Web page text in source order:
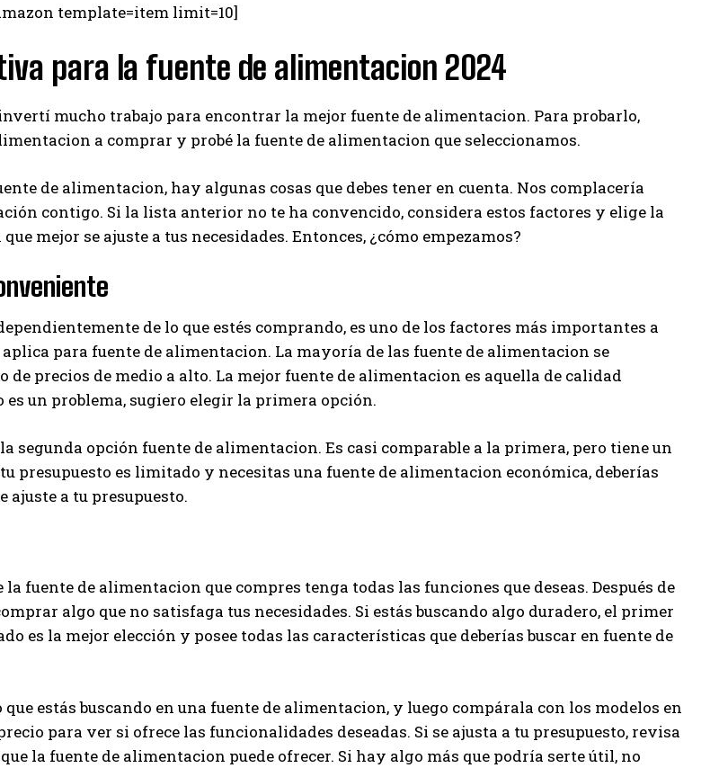
Ayhan
template=item limit=10]
para la fuente de alimentacion 2024
mucho trabajo para encontrar la mejor fuente de alimentacion. Para probarlo,
a comprar y probé la fuente de alimentacion que seleccionamos.
de alimentacion, hay algunas cosas que debes tener en cuenta. Nos complacería
contigo. Si la lista anterior no te ha convencido, considera estos factores y elige la
mejor se ajuste a tus necesidades. Entonces, ¿cómo empezamos?
de lo que estés comprando, es uno de los factores más importantes a
para fuente de alimentacion. La mayoría de las fuente de alimentacion se
de precios de medio a alto. La mejor fuente de alimentacion es aquella de calidad
es un problema, sugiero elegir la primera opción.
segunda opción fuente de alimentacion. Es casi comparable a la primera, pero tiene un
presupuesto es limitado y necesitas una fuente de alimentacion económica, deberías
ajuste a tu presupuesto.
fuente de alimentacion que compres tenga todas las funciones que deseas. Después de
algo que no satisfaga tus necesidades. Si estás buscando algo duradero, el primer
es la mejor elección y posee todas las características que deberías buscar en fuente de
estás buscando en una fuente de alimentacion, y luego compárala con los modelos en
para ver si ofrece las funcionalidades deseadas. Si se ajusta a tu presupuesto, revisa
la fuente de alimentacion puede ofrecer. Si hay algo más que podría serte útil, no